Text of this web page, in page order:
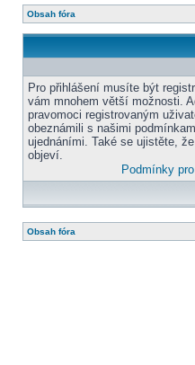
Obsah fóra
Pro přihlášení musíte být
vám mnohem větší možnosti.
pravomoci registrovaným
obeznámili s našimi
ujednáními. Také se ujistěte,
objeví.
Podmínky
Obsah fóra